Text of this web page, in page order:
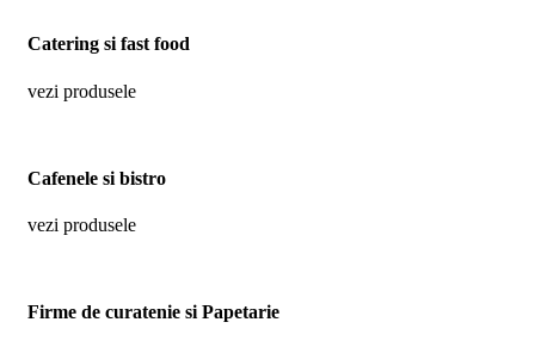
Catering si fast food
vezi produsele
Cafenele si bistro
vezi produsele
Firme de curatenie si Papetarie